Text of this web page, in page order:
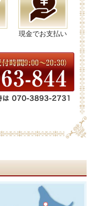
現金でお支払い